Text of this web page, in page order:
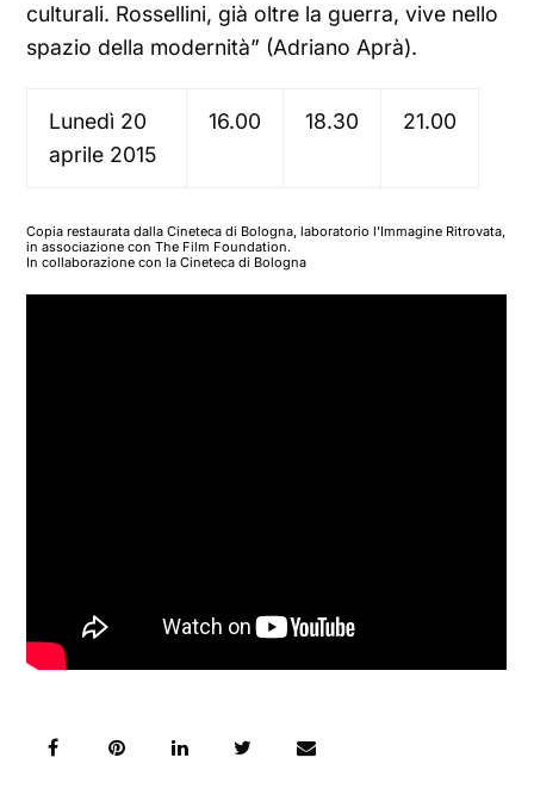
culturali. Rossellini, già oltre la guerra, vive nello
spazio della modernità” (Adriano Aprà).
Lunedì 20
aprile 2015
16.00 18.30 21.00
Copia restaurata dalla Cineteca di Bologna, laboratorio l’Immagine Ritrovata,
in associazione con The Film Foundation.
In collaborazione con la Cineteca di Bologna